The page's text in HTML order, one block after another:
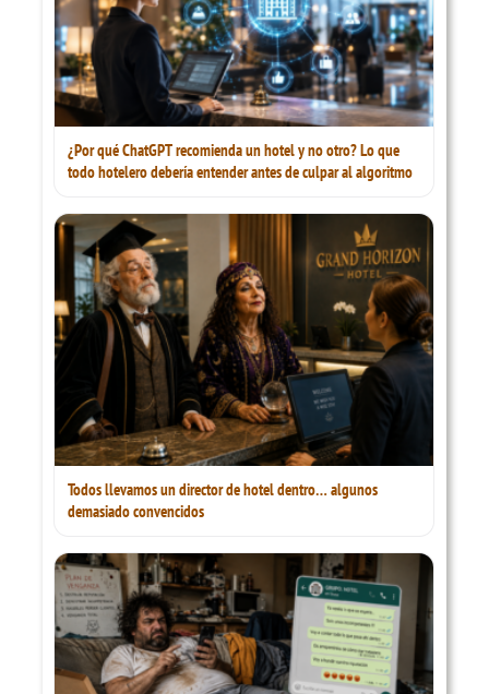
¿Por qué ChatGPT recomienda un hotel y no otro? Lo que
todo hotelero debería entender antes de culpar al algoritmo
Todos llevamos un director de hotel dentro… algunos
demasiado convencidos